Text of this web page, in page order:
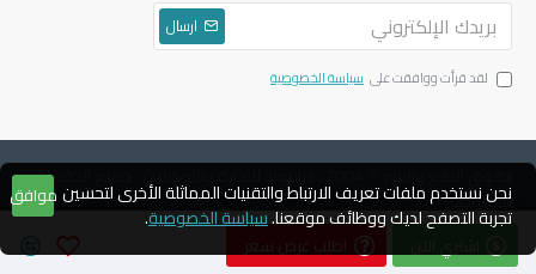
اطلب عرض سعر
ارسال
لقد قرأت ووافقت على سياسة الخصوصية
حقوق الطبع والنشر © 2004 ، دياموند للتجارة والتوكيلات ، جميع الحقوق
محفوظة
موافق نحن نستخدم ملفات تعريف الارتباط والتقنيات المماثلة الأخرى لتحسين
تجربة التصفح لديك ووظائف موقعنا.سياسة الخصوصية.